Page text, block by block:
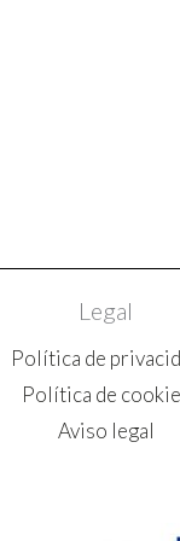
Legal
Política de
Política de
Aviso legal